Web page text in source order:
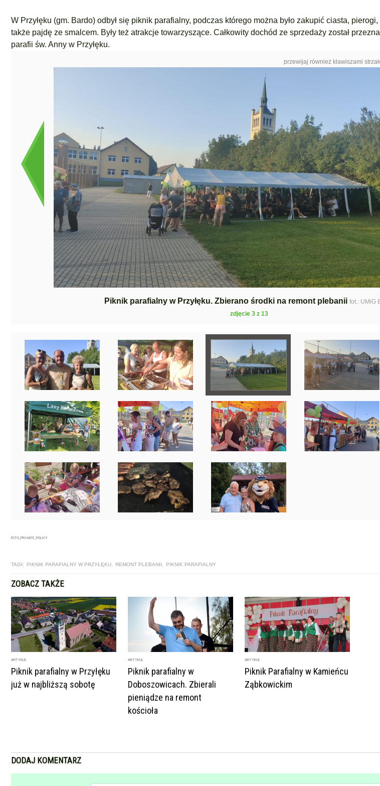
W Przyłęku (gm. Bardo) odbył się piknik parafialny, podczas którego można było zakupić ciasta, pierogi,
także pajdę ze smalcem. Były też atrakcje towarzyszące. Całkowity dochód ze sprzedaży został
parafii św. Anny w Przyłęku.
przewijaj również klawiszami
Piknik parafialny w Przyłęku. Zbierano środki na remont plebanii fot.: UMiG
zdjęcie 3 z 13
FOTO_PRIVATE_POLICY
TAGI: PIKNIK PARAFIALNY W PRZYŁĘKU REMONT PLEBANII PIKNIK PARAFIALNY
ZOBACZ TAKŻE
ARTYKUŁ
Piknik parafialny w Przyłęku
już w najbliższą sobotę
ARTYKUŁ
Piknik parafialny w
Doboszowicach. Zbierali
pieniądze na remont
kościoła
ARTYKUŁ
Piknik Parafialny w Kamieńcu
Ząbkowickim
DODAJ KOMENTARZ